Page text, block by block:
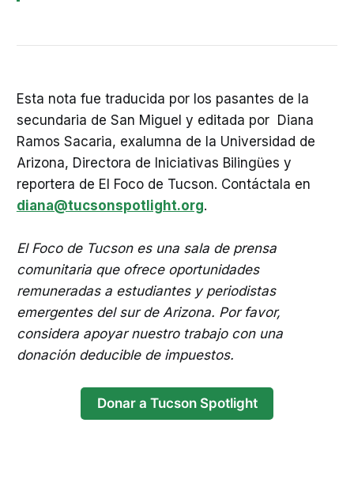
Esta nota fue traducida por los pasantes de la
secundaria de San Miguel y editada por Diana
Ramos Sacaria, exalumna de la Universidad de
Arizona, Directora de Iniciativas Bilingües y
reportera de El Foco de Tucson. Contáctala en
diana@tucsonspotlight.org.
El Foco de Tucson es una sala de prensa
comunitaria que ofrece oportunidades
remuneradas a estudiantes y periodistas
emergentes del sur de Arizona. Por favor,
considera apoyar nuestro trabajo con una
donación deducible de impuestos.
Donar a Tucson Spotlight